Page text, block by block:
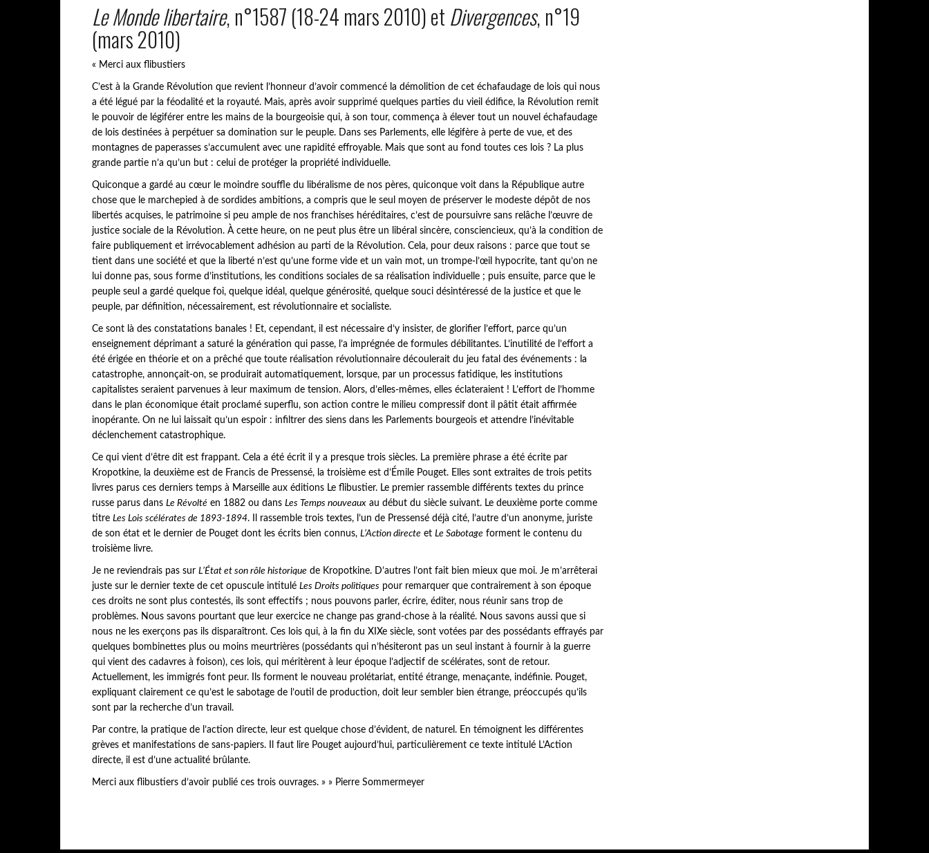
Le Monde libertaire, n°1587 (18-24 mars 2010) et Divergences, n°19
(mars 2010)
« Merci aux flibustiers
C’est à la Grande Révolution que revient l’honneur d’avoir commencé la démolition de cet échafaudage de lois qui nous
a été légué par la féodalité et la royauté. Mais, après avoir supprimé quelques parties du vieil édifice, la Révolution remit
le pouvoir de légiférer entre les mains de la bourgeoisie qui, à son tour, commença à élever tout un nouvel échafaudage
de lois destinées à perpétuer sa domination sur le peuple. Dans ses Parlements, elle légifère à perte de vue, et des
montagnes de paperasses s’accumulent avec une rapidité effroyable. Mais que sont au fond toutes ces lois ? La plus
grande partie n’a qu’un but : celui de protéger la propriété individuelle.
Quiconque a gardé au cœur le moindre souffle du libéralisme de nos pères, quiconque voit dans la République autre
chose que le marchepied à de sordides ambitions, a compris que le seul moyen de préserver le modeste dépôt de nos
libertés acquises, le patrimoine si peu ample de nos franchises héréditaires, c’est de poursuivre sans relâche l’œuvre de
justice sociale de la Révolution. À cette heure, on ne peut plus être un libéral sincère, consciencieux, qu’à la condition de
faire publiquement et irrévocablement adhésion au parti de la Révolution. Cela, pour deux raisons : parce que tout se
tient dans une société et que la liberté n’est qu’une forme vide et un vain mot, un trompe-l’œil hypocrite, tant qu’on ne
lui donne pas, sous forme d’institutions, les conditions sociales de sa réalisation individuelle ; puis ensuite, parce que le
peuple seul a gardé quelque foi, quelque idéal, quelque générosité, quelque souci désintéressé de la justice et que le
peuple, par définition, nécessairement, est révolutionnaire et socialiste.
Ce sont là des constatations banales ! Et, cependant, il est nécessaire d’y insister, de glorifier l’effort, parce qu’un
enseignement déprimant a saturé la génération qui passe, l’a imprégnée de formules débilitantes. L’inutilité de l’effort a
été érigée en théorie et on a prêché que toute réalisation révolutionnaire découlerait du jeu fatal des événements : la
catastrophe, annonçait-on, se produirait automatiquement, lorsque, par un processus fatidique, les institutions
capitalistes seraient parvenues à leur maximum de tension. Alors, d’elles-mêmes, elles éclateraient ! L’effort de l’homme
dans le plan économique était proclamé superflu, son action contre le milieu compressif dont il pâtit était affirmée
inopérante. On ne lui laissait qu’un espoir : infiltrer des siens dans les Parlements bourgeois et attendre l’inévitable
déclenchement catastrophique.
Ce qui vient d’être dit est frappant. Cela a été écrit il y a presque trois siècles. La première phrase a été écrite par
Kropotkine, la deuxième est de Francis de Pressensé, la troisième est d’Émile Pouget. Elles sont extraites de trois petits
livres parus ces derniers temps à Marseille aux éditions Le flibustier. Le premier rassemble différents textes du prince
russe parus dans Le Révolté en 1882 ou dans Les Temps nouveaux au début du siècle suivant. Le deuxième porte comme
titre Les Lois scélérates de 1893-1894. Il rassemble trois textes, l’un de Pressensé déjà cité, l’autre d’un anonyme, juriste
de son état et le dernier de Pouget dont les écrits bien connus, L’Action directe et Le Sabotage forment le contenu du
troisième livre.
Je ne reviendrais pas sur L’État et son rôle historique de Kropotkine. D’autres l’ont fait bien mieux que moi. Je m’arrêterai
juste sur le dernier texte de cet opuscule intitulé Les Droits politiques pour remarquer que contrairement à son époque
ces droits ne sont plus contestés, ils sont effectifs ; nous pouvons parler, écrire, éditer, nous réunir sans trop de
problèmes. Nous savons pourtant que leur exercice ne change pas grand-chose à la réalité. Nous savons aussi que si
nous ne les exerçons pas ils disparaîtront. Ces lois qui, à la fin du XIXe siècle, sont votées par des possédants effrayés par
quelques bombinettes plus ou moins meurtrières (possédants qui n’hésiteront pas un seul instant à fournir à la guerre
qui vient des cadavres à foison), ces lois, qui méritèrent à leur époque l’adjectif de scélérates, sont de retour.
Actuellement, les immigrés font peur. Ils forment le nouveau prolétariat, entité étrange, menaçante, indéfinie. Pouget,
expliquant clairement ce qu’est le sabotage de l’outil de production, doit leur sembler bien étrange, préoccupés qu’ils
sont par la recherche d’un travail.
Par contre, la pratique de l’action directe, leur est quelque chose d’évident, de naturel. En témoignent les différentes
grèves et manifestations de sans-papiers. Il faut lire Pouget aujourd’hui, particulièrement ce texte intitulé L’Action
directe, il est d’une actualité brûlante.
Merci aux flibustiers d’avoir publié ces trois ouvrages. » » Pierre Sommermeyer